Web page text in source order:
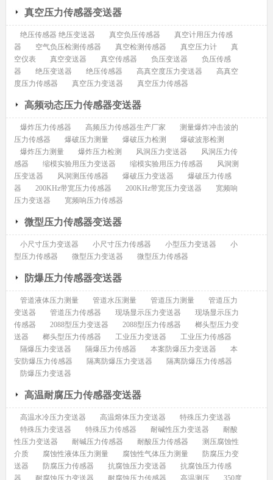
真空压力传感器变送器
绝压传感器 绝压变送器 真空负压传感器
真空计用压力传感
器
空气负压检测传感器 真空检测传感器 真空压力计
真
空仪表
真空变送器 真空传感器 负压变送器
负压传感
器
绝压变送器 绝压传感器 高真空度压力变送器
高真空
度压力传感器
真空压力变送器 真空压力传感器
高频动态压力传感器变送器
爆炸压力传感器 高频压力传感器生产厂家
测量爆炸冲击波的
压力传感器
爆破压力测量 爆破压力检测
爆破波形检测
爆炸压力测量
爆炸压力检测 风洞压力变送器
风洞压力传
感器
缩模实验用压力变送器 缩模实验用压力传感器
风洞测
压变送器
风洞测压传感器 爆破压力变送器
爆破压力传感
器
200KHz带宽压力传感器 200KHz带宽压力变送器
宽频响
压力变送器
宽频响压力传感器
微型压力传感器变送器
小尺寸压力变送器 小尺寸压力传感器 小型压力变送器
小
型压力传感器
微型压力变送器 微型压力传感器
防爆压力传感器变送器
管道液体压力测量 管道水压测量 管道压力测量
管道压力
变送器
管道压力传感器 现场显示压力变送器
现场显示压力
传感器
2088型压力变送器 2088型压力传感器
榔头型压力变
送器
榔头型压力传感器 工业压力变送器
工业压力传感器
隔爆压力变送器
隔爆压力传感器 本案防爆压力变送器
本
安防爆压力传感器
隔离防爆压力变送器
隔离防爆压力传感器
防爆压力变送器
高温耐腐压力传感器变送器
高温水冷压力变送器 高温熔体压力变送器
特殊压力变送器
特殊压力变送器
特殊压力传感器 耐碱性压力变送器
耐酸
性压力变送器
耐碱压力传感器 耐酸压力传感器
测压腐蚀性
介质
腐蚀性液体压力测量 腐蚀性气体压力测量
防腐压力变
送器
防腐压力传感器 抗腐蚀压力变送器
抗腐蚀压力传感
器
耐腐蚀压力变送器 耐腐蚀压力传感器 高温测压
350度